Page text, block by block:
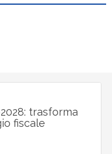
trasforma
fiscale